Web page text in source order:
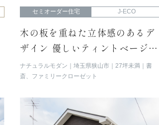
セミオーダー住宅 J-ECO
木の板を重ねた立体感のあるデ
ザイン 優しいティントベージュ
のナチュラルな外観
ナチュラルモダン 埼玉県狭山市 27坪未満
書
斎、ファミリークローゼット